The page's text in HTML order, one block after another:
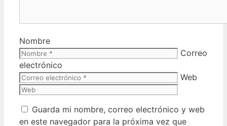
Nombre
Correo
electrónico
Web
Guarda mi nombre, correo electrónico y web
en este navegador para la próxima vez que